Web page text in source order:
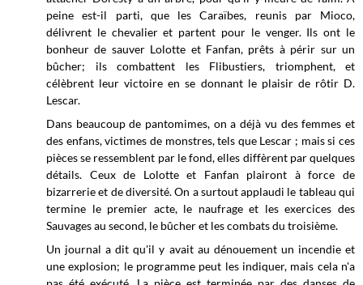
peine est-il parti, que les Caraïbes, reunis par Mioco,
délivrent le chevalier et partent pour le venger. Ils ont le
bonheur de sauver Lolotte et Fanfan, prêts à périr sur un
bûcher; ils combattent les Flibustiers, triomphent, et
célèbrent leur victoire en se donnant le plaisir de rôtir D.
Lescar.
Dans beaucoup de pantomimes, on a déjà vu des femmes et
des enfans, victimes de monstres, tels que Lescar ; mais si ces
pièces se ressemblent par le fond, elles diffèrent par quelques
détails. Ceux de Lolotte et Fanfan plairont à force de
bizarrerie et de diversité. On a surtout applaudi le tableau qui
termine le premier acte, le naufrage et les exercices des
Sauvages au second, le bûcher et les combats du troisième.
Un journal a dit qu'il y avait au dénouement un incendie et
une explosion; le programme peut les indiquer, mais cela n'a